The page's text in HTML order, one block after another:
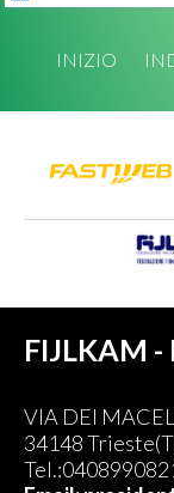
INIZIO
FIJLKAM -
VIA DEI
34148